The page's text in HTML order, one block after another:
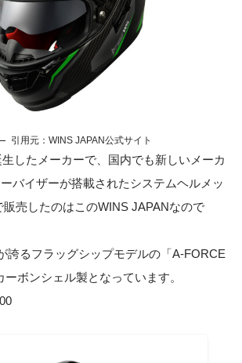
引用元： WINS JAPAN公式サイト
したメーカーで、国内でも新しいメーカ
バイザーが搭載されたシステムヘルメッ
販売したのはこのWINS JAPANなので
誇るフラッグシップモデルの「A-FORCE
ボンシェル製となっています。